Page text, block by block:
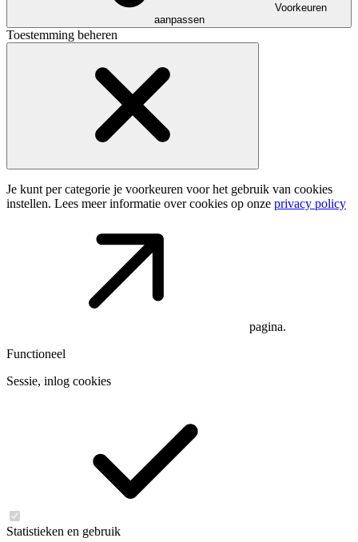
Voorkeuren
aanpassen
Toestemming beheren
Je kunt per categorie je voorkeuren voor het gebruik van cookies
instellen. Lees meer informatie over cookies op onze privacy policy
pagina.
Functioneel
Sessie, inlog cookies
Statistieken en gebruik